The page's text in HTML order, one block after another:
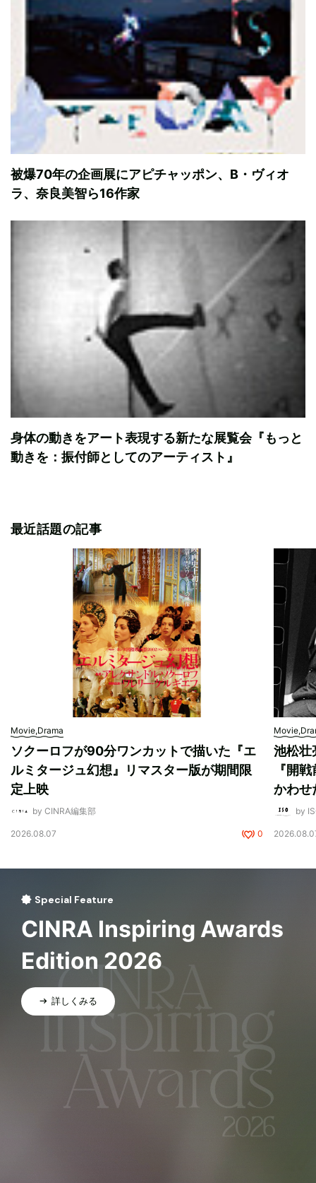
被爆70年の企画展にアピチャッポン、B・ヴィオ
ラ、奈良美智ら16作家
身体の動きをアート表現する新たな展覧会『もっと
動きを：振付師としてのアーティスト』
最近話題の記事
Movie,Drama
ソクーロフが90分ワンカットで描いた『エ
ルミタージュ幻想』リマスター版が期間限
定上映
by CINRA編集部
2026.08.07 0
池松壮
『開
かわせ
by
Special Feature
CINRA Inspiring Awards
Edition 2026
詳しくみる